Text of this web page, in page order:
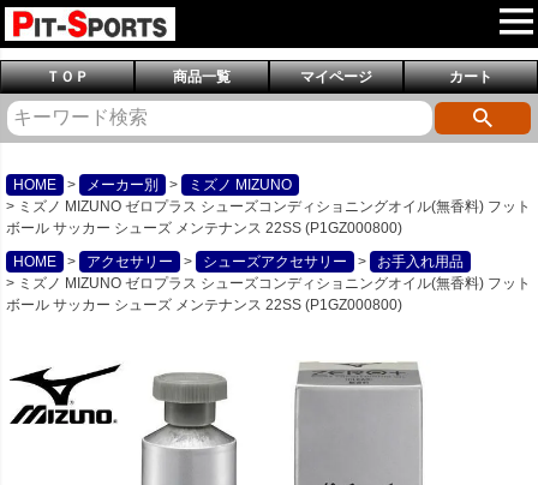
ＴＯＰ 商品一覧 マイページ カート
HOME メーカー別
ミズノ MIZUNO
ミズノ MIZUNO ゼロプラス シューズコンディショニングオイル(無香料) フット
ボール サッカー シューズ メンテナンス 22SS (P1GZ000800)
HOME
アクセサリー シューズアクセサリー
お手入れ用品
ミズノ MIZUNO ゼロプラス シューズコンディショニングオイル(無香料) フット
ボール サッカー シューズ メンテナンス 22SS (P1GZ000800)